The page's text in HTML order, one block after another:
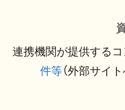
連携機関が提供するコ
件等（外部サイ